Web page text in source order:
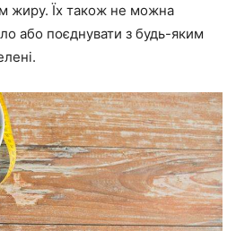
жиру. Їх також не можна
або поєднувати з будь-яким